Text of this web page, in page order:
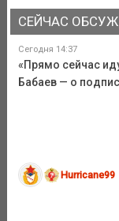
СЕЙЧАС
Сегодня 14:37
«Прямо сейчас
Бабаев — о
Hurricane99